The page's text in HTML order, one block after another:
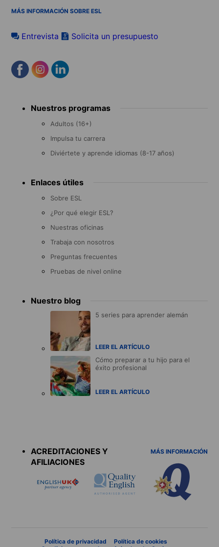
MÁS INFORMACIÓN SOBRE ESL
Entrevista Solicita un presupuesto
menu Nuestros programas
Adultos (16+)
Impulsa tu carrera
Diviértete y aprende idiomas (8-17 años)
Enlaces útiles
Sobre ESL
¿Por qué elegir ESL?
Nuestras oficinas
Trabaja con nosotros
Preguntas frecuentes
Pruebas de nivel online
Nuestro blog
5 series para aprender alemán
LEER EL ARTÍCULO
Cómo preparar a tu hijo para el
éxito profesional
LEER EL ARTÍCULO
ACREDITACIONES Y
AFILIACIONES
MÁS INFORMACIÓN
Política de privacidad
Política de cookies